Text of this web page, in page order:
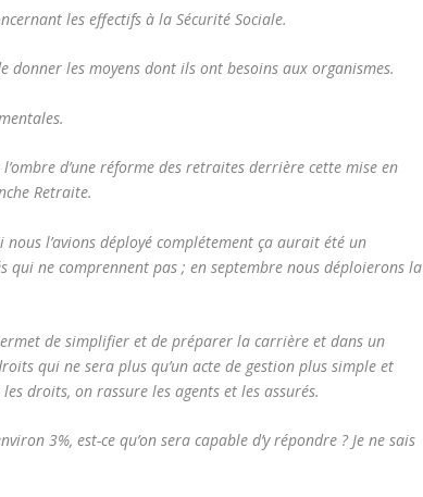
les effectifs à la Sécurité Sociale.
donner les moyens dont ils ont besoins aux organismes.
l’ombre d’une réforme des retraites derrière cette mise en
Retraite.
nous l’avions déployé complétement ça aurait été un
qui ne comprennent pas ; en septembre nous déploierons la
de simplifier et de préparer la carrière et dans un
qui ne sera plus qu’un acte de gestion plus simple et
droits, on rassure les agents et les assurés.
3%, est-ce qu’on sera capable d’y répondre ? Je ne sais